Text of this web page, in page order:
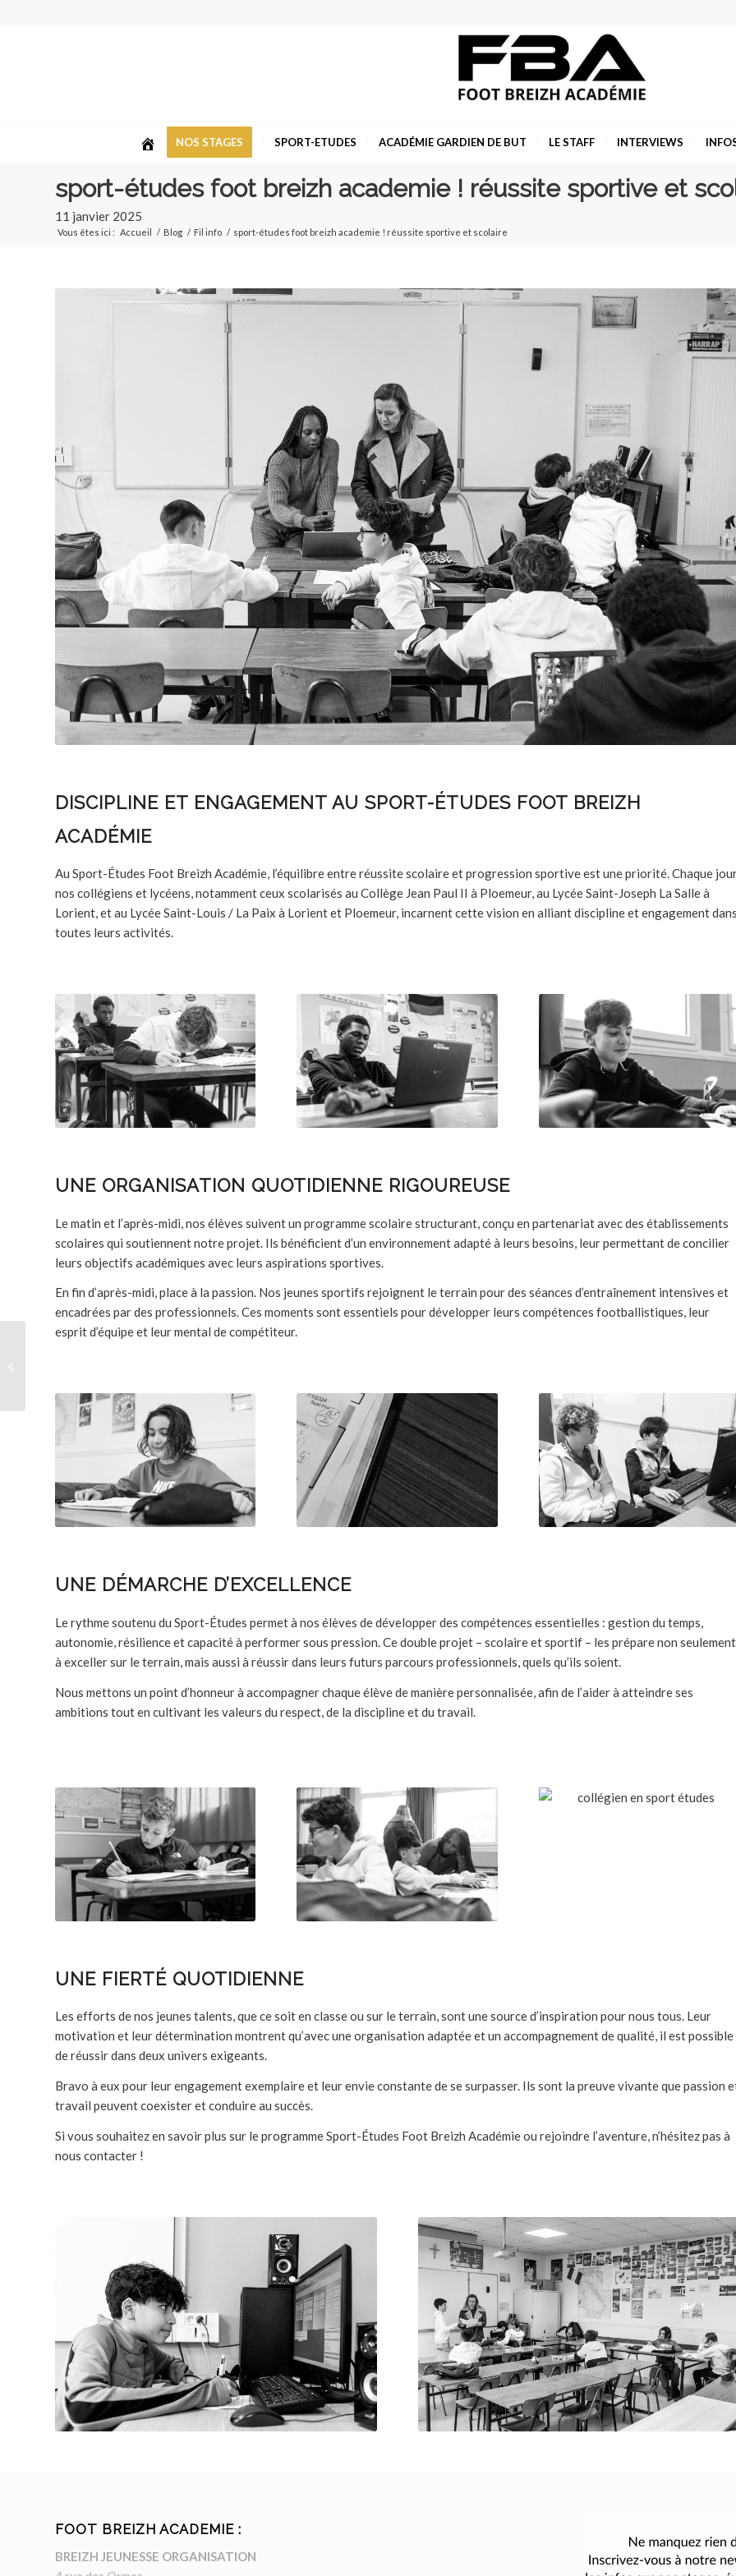
NOS STAGES SPORT-ETUDES ACADÉMIE GARDIEN DE BUT LE STAFF INTERVIEWS
sport-études foot breizh academie ! réussite sportive et
11 janvier 2025
Vous êtes ici : Accueil / Blog / Fil info / sport-études foot breizh academie ! réussite sportive et scolaire
DISCIPLINE ET ENGAGEMENT AU SPORT-ÉTUDES FOOT BREIZH
ACADÉMIE
Au Sport-Études Foot Breizh Académie, l’équilibre entre réussite scolaire et progression sportive est une priorité. Chaque
nos collégiens et lycéens, notamment ceux scolarisés au Collège Jean Paul II à Ploemeur, au Lycée Saint-Joseph La Salle à
Lorient, et au Lycée Saint-Louis / La Paix à Lorient et Ploemeur, incarnent cette vision en alliant discipline et engagement
toutes leurs activités.
UNE ORGANISATION QUOTIDIENNE RIGOUREUSE
Le matin et l’après-midi, nos élèves suivent un programme scolaire structurant, conçu en partenariat avec des établissements
scolaires qui soutiennent notre projet. Ils bénéficient d’un environnement adapté à leurs besoins, leur permettant de concilier
leurs objectifs académiques avec leurs aspirations sportives.
En fin d’après-midi, place à la passion. Nos jeunes sportifs rejoignent le terrain pour des séances d’entraînement intensives et
encadrées par des professionnels. Ces moments sont essentiels pour développer leurs compétences footballistiques, leur
esprit d’équipe et leur mental de compétiteur.
UNE DÉMARCHE D’EXCELLENCE
Le rythme soutenu du Sport-Études permet à nos élèves de développer des compétences essentielles : gestion du temps,
autonomie, résilience et capacité à performer sous pression. Ce double projet – scolaire et sportif – les prépare non seulement
à exceller sur le terrain, mais aussi à réussir dans leurs futurs parcours professionnels, quels qu’ils soient.
Nous mettons un point d’honneur à accompagner chaque élève de manière personnalisée, afin de l’aider à atteindre ses
ambitions tout en cultivant les valeurs du respect, de la discipline et du travail.
UNE FIERTÉ QUOTIDIENNE
Les efforts de nos jeunes talents, que ce soit en classe ou sur le terrain, sont une source d’inspiration pour nous tous. Leur
motivation et leur détermination montrent qu’avec une organisation adaptée et un accompagnement de qualité, il est possible
de réussir dans deux univers exigeants.
Bravo à eux pour leur engagement exemplaire et leur envie constante de se surpasser. Ils sont la preuve vivante que passion
travail peuvent coexister et conduire au succès.
Si vous souhaitez en savoir plus sur le programme Sport-Études Foot Breizh Académie ou rejoindre l’aventure, n’hésitez pas à
nous contacter !
FOOT BREIZH ACADEMIE :
BREIZH JEUNESSE ORGANISATION